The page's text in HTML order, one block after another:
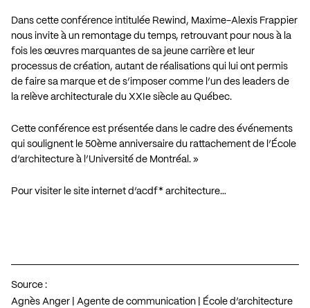
Dans cette conférence intitulée Rewind, Maxime-Alexis Frappier
nous invite à un remontage du temps, retrouvant pour nous à la
fois les œuvres marquantes de sa jeune carrière et leur
processus de création, autant de réalisations qui lui ont permis
de faire sa marque et de s’imposer comme l’un des leaders de
la relève architecturale du XXIe siècle au Québec.
Cette conférence est présentée dans le cadre des événements
qui soulignent le 50ème anniversaire du rattachement de l’École
d’architecture à l’Université de Montréal. »
Pour visiter le site internet d’acdf* architecture…
Source :
Agnès Anger | Agente de communication | École d’architecture